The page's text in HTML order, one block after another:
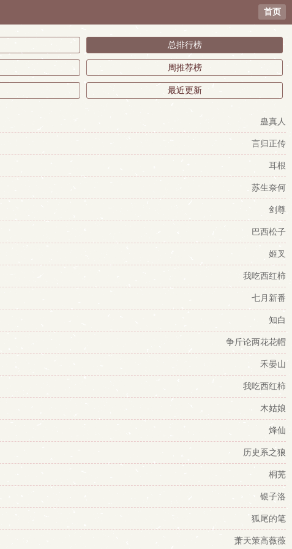
首页
总排行榜
周推荐榜
最近更新
蛊真人
言归正传
耳根
苏生奈何
剑尊
巴西松子
姬叉
我吃西红柿
七月新番
知白
争斤论两花花帽
禾晏山
我吃西红柿
木姑娘
烽仙
历史系之狼
桐芜
银子洛
狐尾的笔
萧天策高薇薇